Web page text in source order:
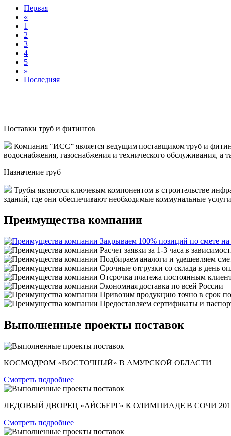
Первая
«
1
2
3
4
5
»
Последняя
Поставки труб и фитингов
Компания “ИСС” является ведущим поставщиком труб и
водоснабжения, газоснабжения и технического обслуживания, а
Назначение труб
Трубы являются ключевым компонентом в строительстве
зданий, где они обеспечивают необходимые коммунальные
Преимущества компании
Закрываем 100% позиций по смете
Расчет заявки за 1-3 часа в
Подбираем аналоги и удешевляем
Срочные отгрузки со склада в день
Отсрочка платежа постоянным
Экономная доставка по всей России
Привозим продукцию точно в срок
Предоставляем сертификаты и
Выполненные проекты поставок
КОСМОДРОМ «ВОСТОЧНЫЙ» В АМУРСКОЙ ОБЛАСТИ
Смотреть подробнее
ЛЕДОВЫЙ ДВОРЕЦ «АЙСБЕРГ» К ОЛИМПИАДЕ В СОЧИ
Смотреть подробнее